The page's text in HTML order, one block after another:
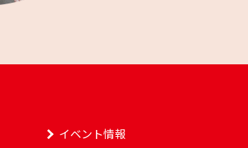
イベント情報